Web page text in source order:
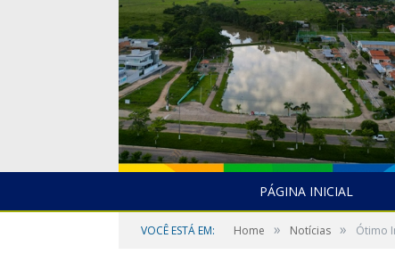
PÁGINA INICIAL
VOCÊ ESTÁ EM: Home » Notícias » Ótimo